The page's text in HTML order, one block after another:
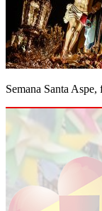
Semana Santa Aspe,